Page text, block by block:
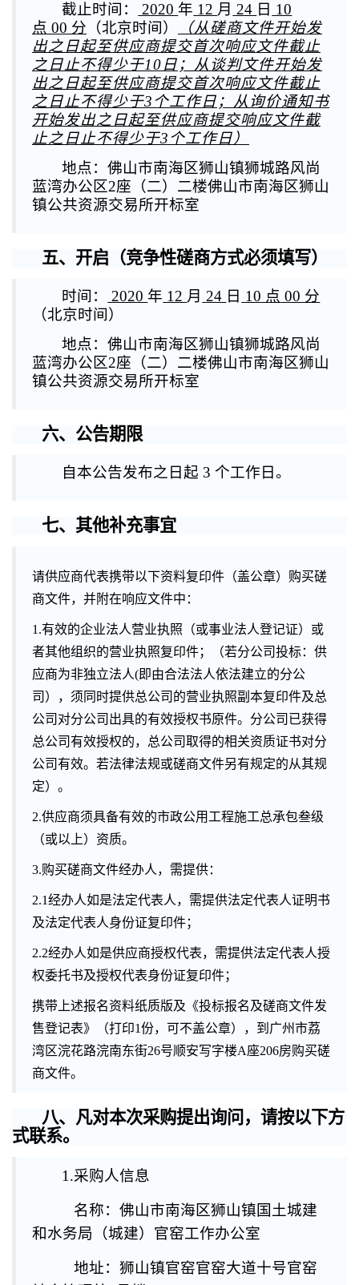
截止时间： 2020年 12 月 24 日 10
点 00 分 （北京时间）
（从磋商文件开始发
出之日起至供应商提交首次响应文件截止
之日止不得少于10日；从谈判文件开始发
出之日起至供应商提交首次响应文件截止
之日止不得少于3个工作日；从询价通知书
开始发出之日起至供应商提交响应文件截
止之日止不得少于3个工作日）
地点：佛山市南海区狮山镇狮城路风尚
蓝湾办公区2座（二）二楼佛山市南海区狮山
镇公共资源交易所开标室
五、开启（竞争性磋商方式必须填写）
时间： 2020年 12 月 24 日 10 点 00 分
（北京时间）
地点：佛山市南海区狮山镇狮城路风尚
蓝湾办公区2座（二）二楼佛山市南海区狮山
镇公共资源交易所开标室
六、公告期限
自本公告发布之日起 3 个工作日。
七、其他补充事宜
请供应商代表携带以下资料复印件（盖公章）购买磋
商文件，并附在响应文件中：
1.有效的企业法人营业执照（或事业法人登记证）或
者其他组织的营业执照复印件；（若分公司投标：供
应商为非独立法人(即由合法法人依法建立的分公
司），须同时提供总公司的营业执照副本复印件及总
公司对分公司出具的有效授权书原件。分公司已获得
总公司有效授权的，总公司取得的相关资质证书对分
公司有效。若法律法规或磋商文件另有规定的从其规
定）。
2.供应商须具备有效的市政公用工程施工总承包叁级
（或以上）资质。
3.购买磋商文件经办人，需提供：
2.1经办人如是法定代表人，需提供法定代表人证明书
及法定代表人身份证复印件；
2.2经办人如是供应商授权代表，需提供法定代表人授
权委托书及授权代表身份证复印件；
携带上述报名资料纸质版及《投标报名及磋商文件发
售登记表》（打印1份，可不盖公章），到广州市荔
湾区浣花路浣南东街26号顺安写字楼A座206房购买磋
商文件。
八、凡对本次采购提出询问，请按以下方
式联系。
1.采购人信息
名称：佛山市南海区狮山镇国土城建
和水务局（城建）官窑工作办公室
地址：狮山镇官窑官窑大道十号官窑